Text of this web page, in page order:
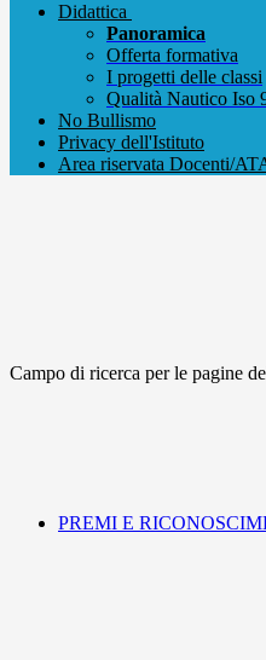
Didattica
Panoramica
Offerta formativa
I progetti delle classi
Qualità Nautico Iso
No Bullismo
Privacy dell'Istituto
Area riservata Docenti/
Campo di ricerca per le pagine
PREMI E